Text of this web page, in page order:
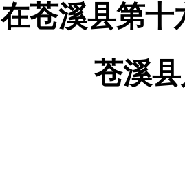
在苍溪县第十
苍溪